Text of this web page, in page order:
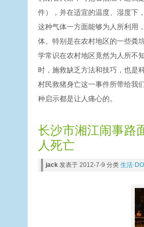
件），并在适宜的温度、湿度下
这种气体一方面能够为人所利用
体。特别是在农村地区的一些粪
学常识在农村地区竟然为人所不
时，施救缺乏方法和技巧，也是
村民救猪身亡这一事件所带给我
种启示都是让人痛心的。
长沙市湘江闹事路
人死亡
jack 发表于 2012-7-9 分类 生活